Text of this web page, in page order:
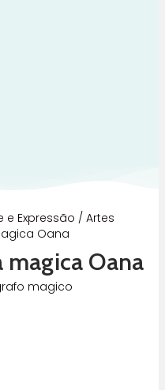
e Expressão / Artes
Oana
magica Oana